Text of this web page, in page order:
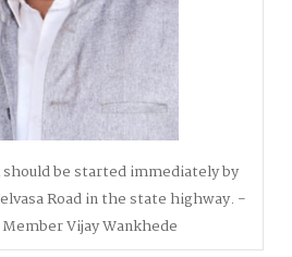
be started immediately by
Road in the state highway. -
Vijay Wankhede